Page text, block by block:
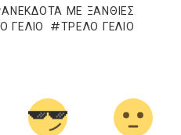
ΑΝΕΚΔΟΤΑ ΜΕ ΞΑΝΘΙΕΣ
ΓΈΛΙΟ ΤΡΕΛΌ ΓΈΛΙΟ